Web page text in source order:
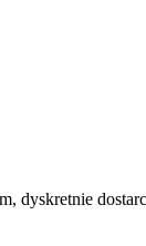
dyskretnie